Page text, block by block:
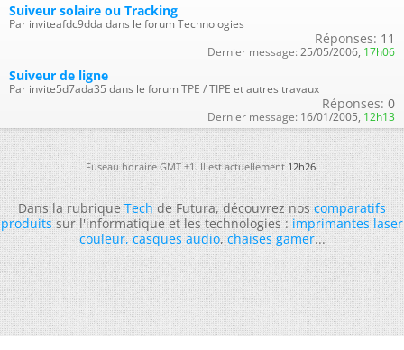
Suiveur solaire ou Tracking
Par inviteafdc9dda dans le forum Technologies
Réponses: 11
Dernier message: 25/05/2006, 17h06
Suiveur de ligne
Par invite5d7ada35 dans le forum TPE / TIPE et autres travaux
Réponses: 0
Dernier message: 16/01/2005, 12h13
Fuseau horaire GMT +1. Il est actuellement12h26.
Dans la rubriqueTechde Futura, découvrez noscomparatifs
produitssur l'informatique et les technologies :imprimantes laser
couleur,casques audio,chaises gamer...